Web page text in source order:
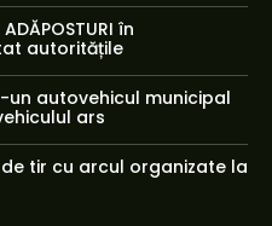
în
autoritățile
autovehicul municipal
ars
tir cu arcul organizate la